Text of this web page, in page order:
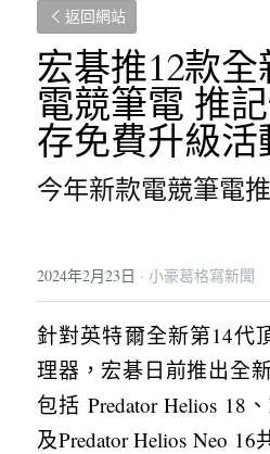
返回網站
宏碁推12款全
電競筆電 推
存免費升級活
今年新款電競筆電
2024年2月23日 · 小豪葛格寫新聞
針對英特爾全新第14代
理器，宏碁日前推出全
包括 Predator Helios 18
及Predator Helios Neo